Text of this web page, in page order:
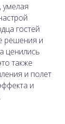
умелая
гостей
решения и
ценились
также
и полет
и